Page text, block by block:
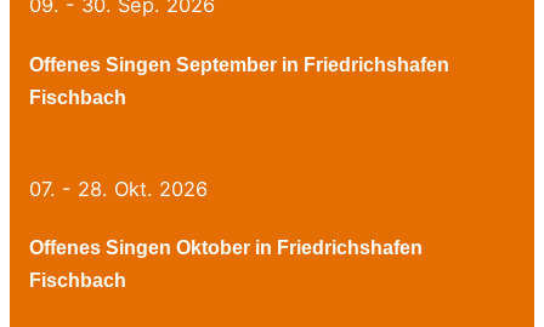
Offenes Singen September in Friedrichshafen
Fischbach
07. - 28. Okt. 2026
Offenes Singen Oktober in Friedrichshafen
Fischbach